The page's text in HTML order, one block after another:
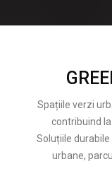
Spațiile verzi
contribuind
Soluțiile
urbane,